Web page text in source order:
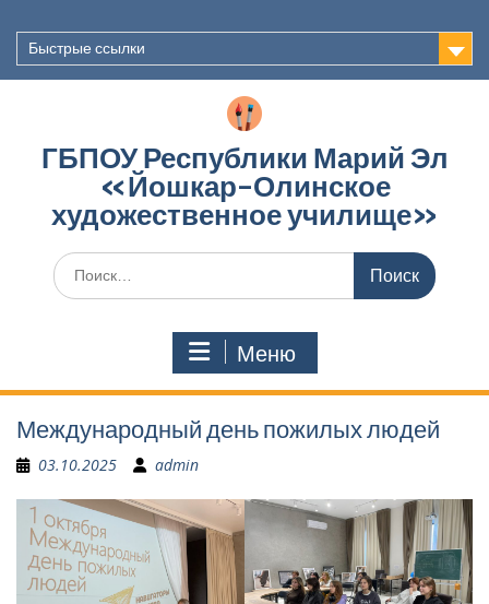
содержимому
Быстрые ссылки
ГБПОУ Республики Марий Эл
«Йошкар-Олинское
художественное училище»
Поиск
по:
Меню
Международный день пожилых людей
03.10.2025 admin